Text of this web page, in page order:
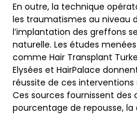
En outre, la technique
les traumatismes au niveau
l’implantation des greffons
naturelle. Les études
comme Hair Transplant
Elysées et HairPalace
réussite de ces interventions
Ces sources fournissent des
pourcentage de repousse,